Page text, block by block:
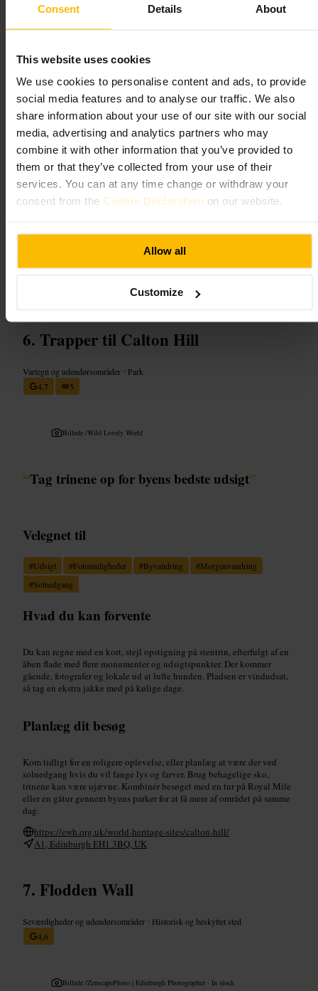
Consent Details About
This website uses cookies
We use cookies to personalise content and ads, to provide
social media features and to analyse our traffic. We also
share information about your use of our site with our social
media, advertising and analytics partners who may
combine it with other information that you’ve provided to
them or that they’ve collected from your use of their
services. You can at any time change or withdraw your
consent from the Cookie Declaration on our website.
Allow all
Customize
Hvad du kan forvente
Forvent en kompakt, velproportioneret struktur i klassisk stil. Søjlerne
sidder tæt på kroppelementet i en tetrastyl blind kolonnade, og detaljer
som flutninger og gesims er lette at studere på nærmeste hold. Der er
ingen indendørs udstilling, stedet er et udendørs mindesmærke
placeret blandt andre monumenter på bakken.
Planlæg dit besøg
turen. Monumentet ligger udendørs, så medbring lag-på-lag tøj mod
vind og skiftende vejr. Respekter afspærringer og undlad at klatre på
Calton Hill, Edinburgh EH1 3BJ, UK
Trapper til Calton Hill
Vartegn og udendørsområder • Park
4,7
5
Billede /Wild Lovely World
“Tag trinene op for byens bedste udsigt”
Velegnet til
#Udsigt #Fotomuligheder #Byvandring #Morgenvandring
#Solnedgang
Hvad du kan forvente
Du kan regne med en kort, stejl opstigning på stentrin, efterfulgt af en
åben flade med flere monumenter og udsigtspunkter. Der kommer
gående, fotografer og lokale ud at lufte hunden. Pladsen er vindudsat,
så tag en ekstra jakke med på kølige dage.
Planlæg dit besøg
Kom tidligt for en roligere oplevelse, eller planlæg at være der ved
solnedgang hvis du vil fange lys og farver. Brug behagelige sko,
trinene kan være ujævne. Kombinér besøget med en tur på Royal Mile
eller en gåtur gennem byens parker for at få mere af området på samme
dag.
https://ewh.org.uk/world-heritage-sites/calton-hill/
A1, Edinburgh EH1 3BQ, UK
Flodden Wall
Seværdigheder og udendørsområder • Historisk og beskyttet sted
4,6
Billede /ZenscapePhoto | Edinburgh Photographer · In stock